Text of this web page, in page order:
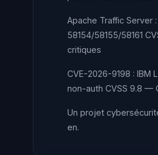
Apache Traffic Server
58154/58155/58161
critiques
CVE-2026-9198 : IBM
non-auth CVSS 9.8 —
Un projet
en.